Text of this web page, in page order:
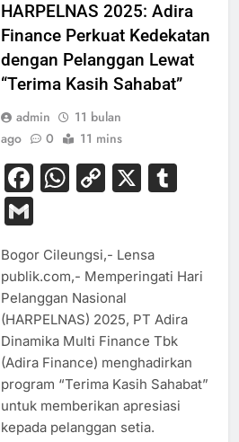
HARPELNAS 2025: Adira
Finance Perkuat Kedekatan
dengan Pelanggan Lewat
“Terima Kasih Sahabat”
admin
11 bulan
ago
0 11 mins
Facebook
WhatsApp
Copy
X
Gmail
Bogor Cileungsi,- Lensa
publik.com,- Memperingati Hari
Pelanggan Nasional
(HARPELNAS) 2025, PT Adira
Dinamika Multi Finance Tbk
(Adira Finance) menghadirkan
program “Terima Kasih Sahabat”
untuk memberikan apresiasi
kepada pelanggan setia.